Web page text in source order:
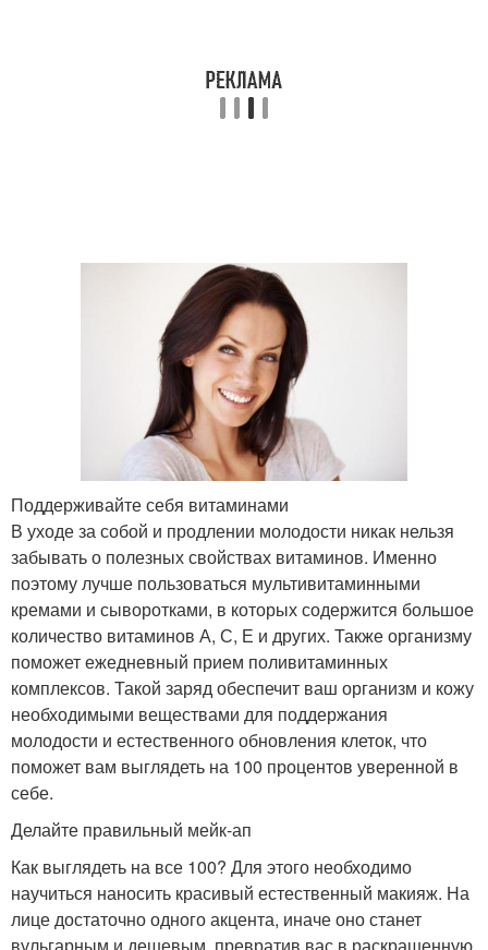
Поддерживайте себя витаминами
В уходе за собой и продлении молодости никак нельзя
забывать о полезных свойствах витаминов. Именно
поэтому лучше пользоваться мультивитаминными
кремами и сыворотками, в которых содержится большое
количество витаминов А, С, Е и других. Также организму
поможет ежедневный прием поливитаминных
комплексов. Такой заряд обеспечит ваш организм и кожу
необходимыми веществами для поддержания
молодости и естественного обновления клеток, что
поможет вам выглядеть на 100 процентов уверенной в
себе.
Делайте правильный мейк-ап
Как выглядеть на все 100? Для этого необходимо
научиться наносить красивый естественный макияж. На
лице достаточно одного акцента, иначе оно станет